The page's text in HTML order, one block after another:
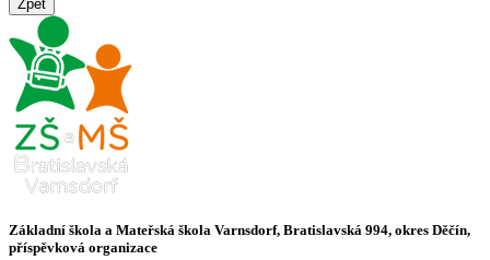
Zpět
Základní škola a Mateřská škola Varnsdorf, Bratislavská 994, okres Děčín,
příspěvková organizace